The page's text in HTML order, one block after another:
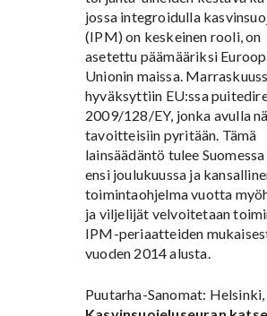
jossa integroidulla
(IPM) on keskeinen rooli, on
asetettu päämääriksi
Unionin maissa.
hyväksyttiin EU:ssa
2009/128/EY, jonka avulla
tavoitteisiin pyritään. Tämä
lainsäädäntö tulee
ensi joulukuussa ja
toimintaohjelma vuotta
ja viljelijät velvoitetaan
IPM-periaatteiden
vuoden 2014 alusta.
Puutarha-Sanomat: Helsinki,